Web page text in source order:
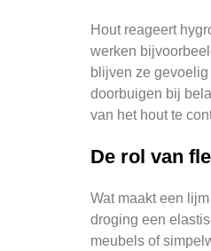
Hout reageert
werken
blijven ze
doorbuigen bij
van het hout te
De rol van
Wat maakt een
droging een
meubels of